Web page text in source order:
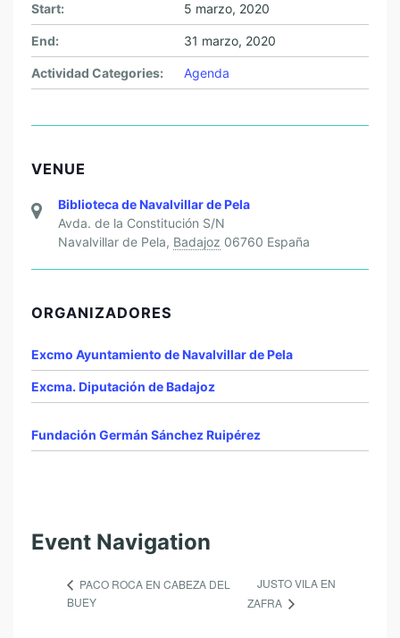
Start: 5 marzo, 2020
End: 31 marzo, 2020
Actividad Categories: Agenda
VENUE
Biblioteca de Navalvillar de Pela
Avda. de la Constitución S/N
Navalvillar de Pela, Badajoz 06760 España
ORGANIZADORES
Excmo Ayuntamiento de Navalvillar de Pela
Excma. Diputación de Badajoz
Fundación Germán Sánchez Ruipérez
Event Navigation
PACO ROCA EN CABEZA DEL
BUEY
JUSTO VILA EN
ZAFRA